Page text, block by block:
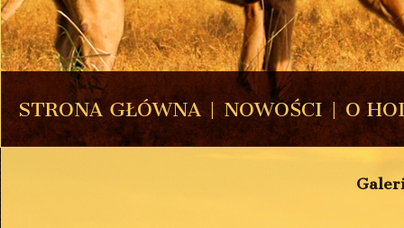
STRONA GŁÓWNA | NOWOŚCI | O